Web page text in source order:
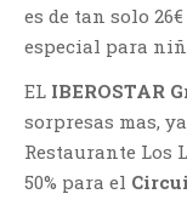
es de tan solo
especial para
EL IBEROSTAR
sorpresas mas,
Restaurante Los
50% para el